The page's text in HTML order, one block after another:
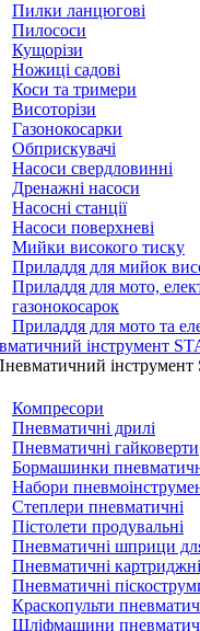
Пилки ланцюгові
Пилососи
Кущорізи
Ножиці садові
Коси та тримери
Висоторізи
Газонокосарки
Обприскувачі
Насоси свердловинні
Дренажні насоси
Насосні станції
Насоси поверхневі
Мийки високого тиску
Приладдя для мийок
Приладдя для мото,
газонокосарок
Приладдя для мото та
інструмент
Компресори
Пневматичні дрилі
Пневматичні гайковерти
Бормашинки
Набори
Степлери пневматичні
Пістолети продувальні
Пневматичні шприци
Пневматичні
Пневматичні
Краскопульти
Шліфмашини